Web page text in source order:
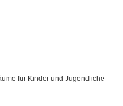
für Kinder und Jugendliche